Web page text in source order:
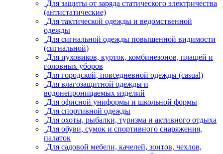
Для защиты от заряда статического электричества
(антистатические)
Для тактической одежды и ведомственной
одежды
Для сигнальной одежды повышенной видимости
(сигнальной)
Для пуховиков, курток, комбинезонов, плащей и
головных уборов
Для городской, повседневной одежды (casual)
Для влагозащитной одежды и
водонепроницаемых изделий
Для офисной униформы и школьной формы
Для спортивной одежды
Для охоты, рыбалки, туризма и активного отдыха
Для обуви, сумок и спортивного снаряжения,
палаток
Для садовой мебели, качелей, зонтов, чехлов,